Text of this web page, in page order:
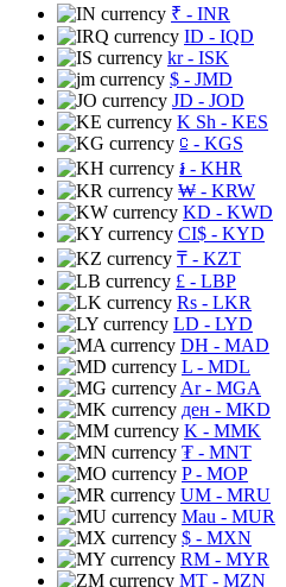
₹ - INR
ID - IQD
kr- ISK
$ - JMD
JD - JOD
K Sh - KES
⃀ - KGS
៛ - KHR
₩ - KRW
KD - KWD
CI$ - KYD
₸ - KZT
£ - LBP
Rs - LKR
LD - LYD
DH - MAD
L - MDL
Ar- MGA
ден - MKD
K - MMK
₮ - MNT
P- MOP
UM - MRU
Mau - MUR
$ - MXN
RM - MYR
MT - MZN